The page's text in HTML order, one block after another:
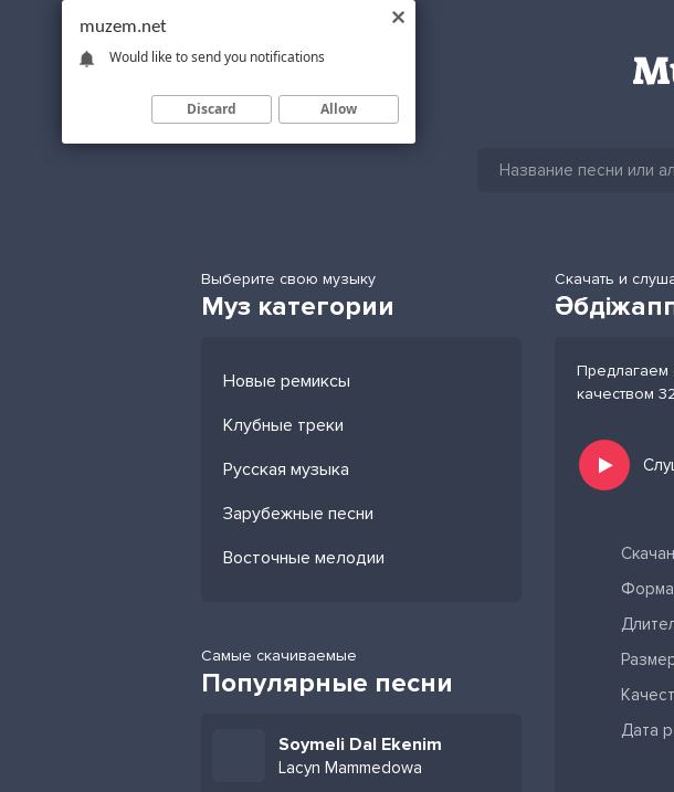
Выберите свою музыку
Муз категории
Новые ремиксы
Клубные треки
Русская музыка
Зарубежные песни
Восточные мелодии
Самые скачиваемые
Популярные песни
Soymeli Dal Ekenim
Lacyn Mammedowa
Скачать и
Предлагаем
качеством
Дата
muzem.net
Would like to send you notifications
Discard Allow